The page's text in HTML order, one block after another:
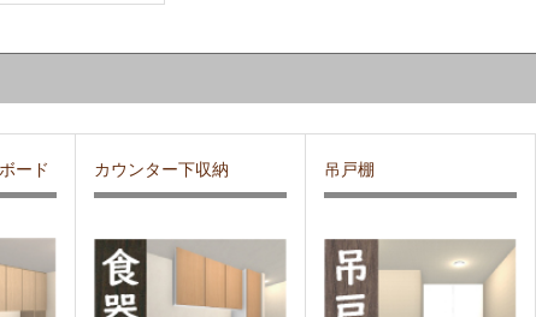
ード カウンター下収納 吊戸棚